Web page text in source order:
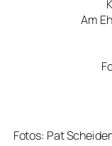
Am
Fotos: Pat